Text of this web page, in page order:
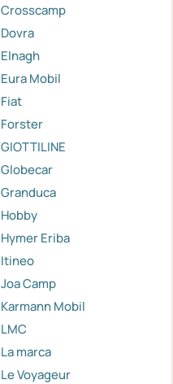
Crosscamp
Dovra
Elnagh
Eura Mobil
Fiat
Forster
GIOTTILINE
Globecar
Granduca
Hobby
Hymer Eriba
Itineo
Joa Camp
Karmann Mobil
LMC
La marca
Le Voyageur